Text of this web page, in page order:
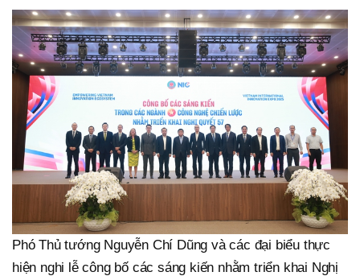
Phó Thủ tướng Nguyễn Chí Dũng và các đại biểu thực
hiện nghi lễ công bố các sáng kiến nhằm triển khai Nghị